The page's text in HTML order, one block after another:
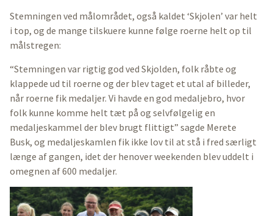
Stemningen ved målområdet, også kaldet ‘Skjolen’ var helt
i top, og de mange tilskuere kunne følge roerne helt op til
målstregen:
“Stemningen var rigtig god ved Skjolden, folk råbte og
klappede ud til roerne og der blev taget et utal af billeder,
når roerne fik medaljer. Vi havde en god medaljebro, hvor
folk kunne komme helt tæt på og selvfølgelig en
medaljeskammel der blev brugt flittigt” sagde Merete
Busk, og medaljeskamlen fik ikke lov til at stå i fred særligt
længe af gangen, idet der henover weekenden blev uddelt i
omegnen af 600 medaljer.